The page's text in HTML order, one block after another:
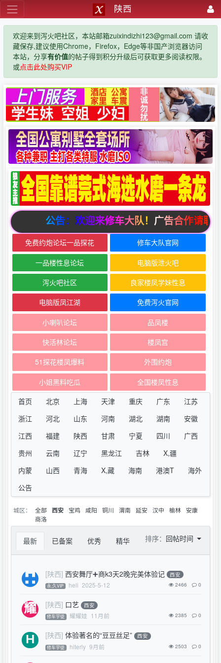
陕西
欢迎来到泻火吧社区，本站邮箱zuixindizhi123@gmail.com 请收
藏保存,建议使用Chrome，Firefox，Edge等非国产浏览器访问
本站，分享有价值的帖子得到积分升级后可获取更多阅读权限。
或点击此处购买VIP
公告：欢迎来修车大队！广告合作请
免费约炮论坛一品探花 修车大队官网
一品楼性息论坛 电脑版泄火吧
泻火吧社区 良家楼凤学妹性息
电脑版凤江湖 免费泻火官网
小喇叭论坛 品凤楼
快活林论坛 楼凤宫
51探花楼凤爆料 外围约炮
小姐黑料吃瓜
全国楼凤性息
首页
北京 上海 天津 重庆 广东
江苏
浙江
河北 山东 河南 湖北 湖南
安徽
江西
福建 陕西 甘肃 宁夏 四川
广西
贵州
云南 辽宁 黑龙江 吉林
X,疆
内蒙
山西 青海 X,藏 海南 港澳T
海外
公告
城区： 全部 西安 宝鸡 咸阳 铜川 渭南 延安 汉中 榆林 安康
商洛
最新 已备案 优秀 精华 排序： 回帖时间
[陕西] 西安舞厅➕商k3天2晚完美体验记 西安
永,久VIP heli 2025-5-12 2466 0
[陕西] 口艺 西安
修车学徒 耀耀娃 11月前 2385 0
[陕西] 体验著名的“豆豆丝足” 西安
修车学徒 hiterly 9月前 2503 0